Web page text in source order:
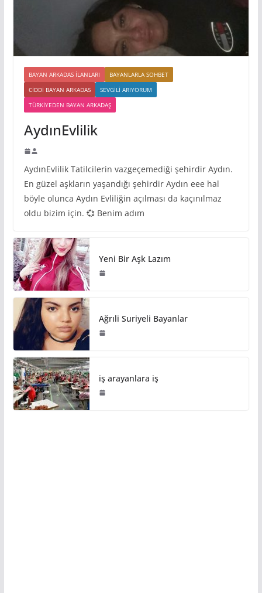
BAYAN ARKADAS ILANLARI
BAYANLARLA SOHBET
CIDDI BAYAN ARKADAS
SEVGILI ARIYORUM
TÜRKIYEDEN BAYAN ARKADAŞ
AydınEvlilik
AydınEvlilik Tatilcilerin vazgeçemediği şehirdir Aydın.
En güzel aşkların yaşandığı şehirdir Aydın eee hal
böyle olunca Aydın Evliliğin açılması da kaçınılmaz
oldu bizim için. 💞 Benim adım
Yeni Bir Aşk Lazım
Ağrıli Suriyeli Bayanlar
iş arayanlara iş